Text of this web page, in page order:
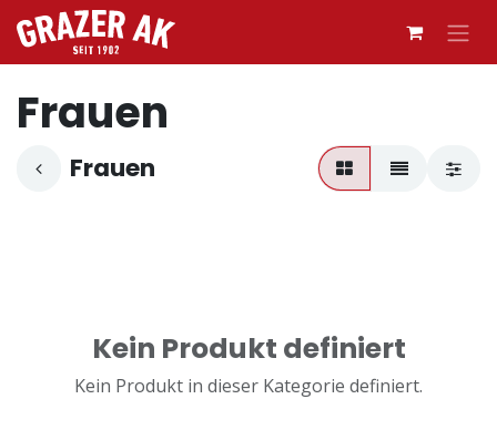
Zum Inhalt springen
Frauen
Frauen
Kein Produkt definiert
Kein Produkt in dieser Kategorie definiert.